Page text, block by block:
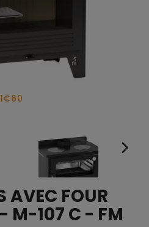
AVEC FOUR
- M-107 C - FM